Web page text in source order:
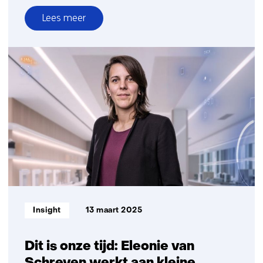
Lees meer
over
Met
satellieten
speuren
naar
bronnen
van
broeikasgassen
Dit is onze tijd: Eleonie van
Informatietype:
Insight 13 maart 2025